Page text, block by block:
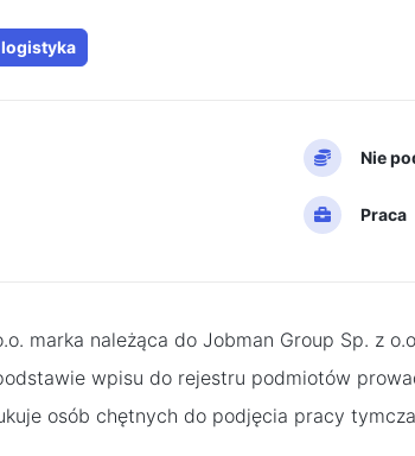
Nie
Praca
marka należąca do Jobman Group Sp. z
wpisu do rejestru podmiotów
osób chętnych do podjęcia pracy